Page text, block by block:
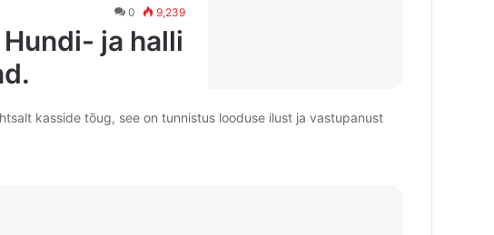
0 9,239
ja halli
kasside tõug, see on tunnistus looduse ilust ja vastupanust